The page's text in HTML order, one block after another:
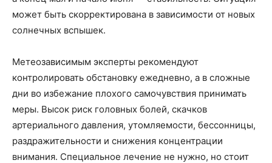
может быть скорректирована в зависимости от новых
солнечных вспышек.
Метеозависимым эксперты рекомендуют
контролировать обстановку ежедневно, а в сложные
дни во избежание плохого самочувствия принимать
меры. Высок риск головных болей, скачков
артериального давления, утомляемости, бессонницы,
раздражительности и снижения концентрации
внимания. Специальное лечение не нужно, но стоит